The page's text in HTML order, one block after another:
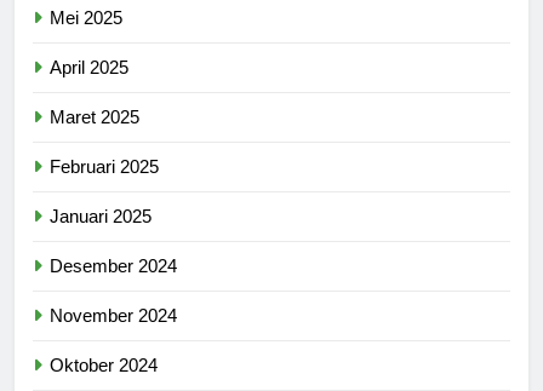
Mei 2025
April 2025
Maret 2025
Februari 2025
Januari 2025
Desember 2024
November 2024
Oktober 2024